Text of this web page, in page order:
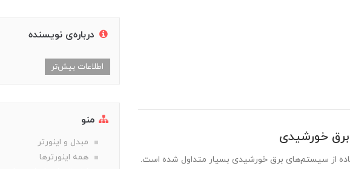
خورشیدی
از سیستم‌های برق خورشیدی بسیار متداول شده است.
درباره‌ی نویسنده
اطلاعات بیش‌تر
منو
مبدل و اینورتر
همه اینورترها